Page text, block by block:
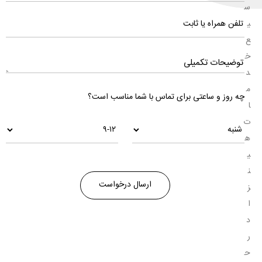
س
ی
ع
خ
د
م
ا
ت
ه
ی
ن
ز
ا
د
ر
ح
چه روز و ساعتی برای تماس با شما مناسب است؟